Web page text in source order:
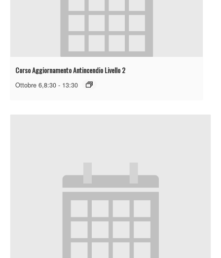
Corso Aggiornamento Antincendio Livello 2
Ottobre 6,8:30 - 13:30